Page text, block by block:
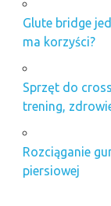
Glute bridge
ma korzyści?
Sprzęt do
trening,
Rozciąganie
piersiowej